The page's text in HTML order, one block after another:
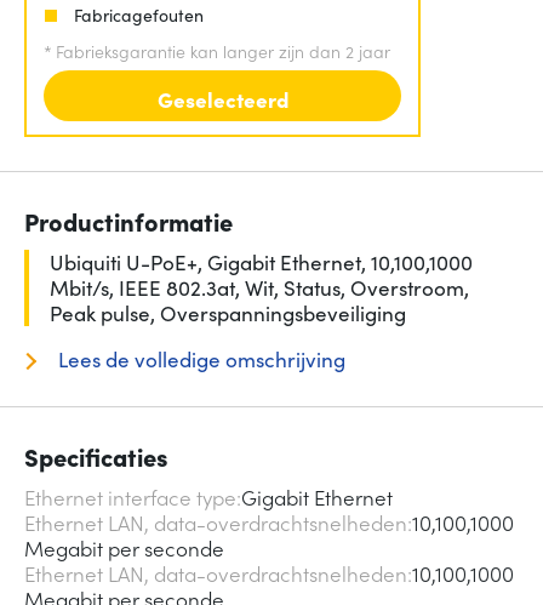
Fabricagefouten
* Fabrieksgarantie kan langer zijn dan 2 jaar
Geselecteerd
Productinformatie
Ubiquiti U-PoE+, Gigabit Ethernet, 10,100,1000
Mbit/s, IEEE 802.3at, Wit, Status, Overstroom,
Peak pulse, Overspanningsbeveiliging
Lees de volledige omschrijving
Specificaties
Ethernet interface type Gigabit Ethernet
Ethernet LAN, data-overdrachtsnelheden 10,100,1000
Megabit per seconde
Ethernet LAN, data-overdrachtsnelheden 10,100,1000
Megabit per seconde